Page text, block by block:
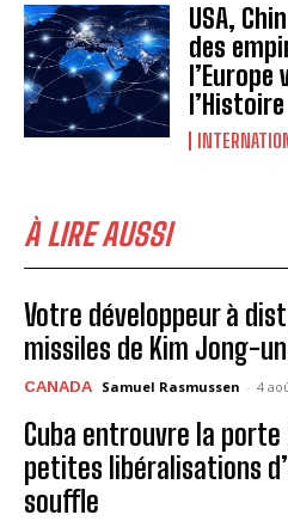
USA,
des
l’Histoire
À LIRE AUSSI
Votre développeur à
missiles de Kim Jong-
CANADA Samuel Rasmussen - 4
Cuba entrouvre la
petites libéralisations
souffle